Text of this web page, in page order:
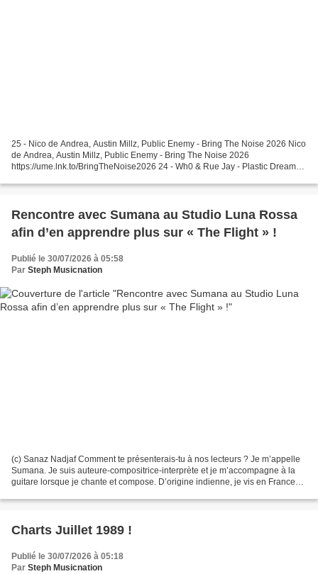
25 - Nico de Andrea, Austin Millz, Public Enemy - Bring The Noise 2026 Nico
de Andrea, Austin Millz, Public Enemy - Bring The Noise 2026
https://ume.lnk.to/BringTheNoise2026 24 - Wh0 & Rue Jay - Plastic Dreams
Rencontre avec Sumana au Studio Luna Rossa
afin d’en apprendre plus sur « The Flight » !
Publié le 30/07/2026 à 05:58
Par Steph Musicnation
(c) Sanaz Nadjaf Comment te présenterais-tu à nos lecteurs ? Je m’appelle
Sumana. Je suis auteure-compositrice-interprète et je m’accompagne à la
guitare lorsque je chante et compose. D’origine indienne, je vis en France
Charts Juillet 1989 !
Publié le 30/07/2026 à 05:18
Par Steph Musicnation